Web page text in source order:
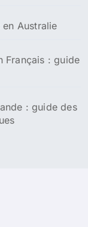
Australie
Français : guide
: guide des